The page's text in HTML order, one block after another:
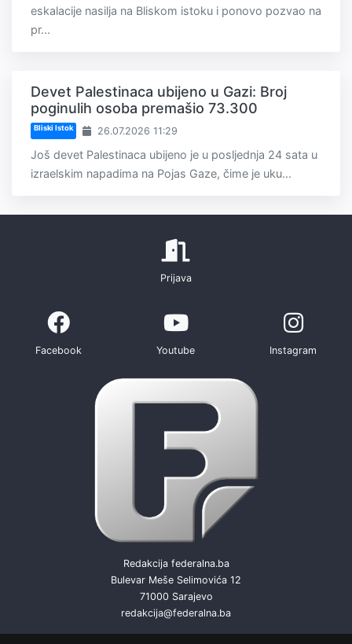
eskalacije nasilja na Bliskom istoku i ponovo pozvao na
pr...
Devet Palestinaca ubijeno u Gazi: Broj
poginulih osoba premašio 73.300
Bliski Istok 26.07.2026 11:29
Još devet Palestinaca ubijeno je u posljednja 24 sata u
izraelskim napadima na Pojas Gaze, čime je uku...
Prijava
Facebook Youtube Instagram
Redakcija federalna.ba
Bulevar Meše Selimovića 12
71000 Sarajevo
redakcija@federalna.ba